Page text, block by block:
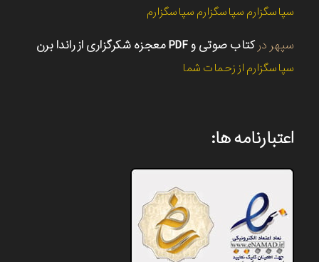
سپاسگزارم سپاسگزارم سپاسگزارم
سپهر درکتاب صوتی و PDF معجزه شکرگزاری از راندا برن
سپاسگزارم از زحمات شما
اعتبارنامه ها: